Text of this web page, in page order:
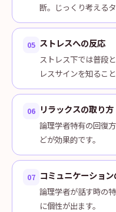
断。じっくり考えるタ
05 ストレスへの反応
ストレス下では普段
レスサインを知るこ
06 リラックスの取り方
論理学者特有の回復
どが効果的です。
07 コミュニケーショ
論理学者が話す時の
に個性が出ます。